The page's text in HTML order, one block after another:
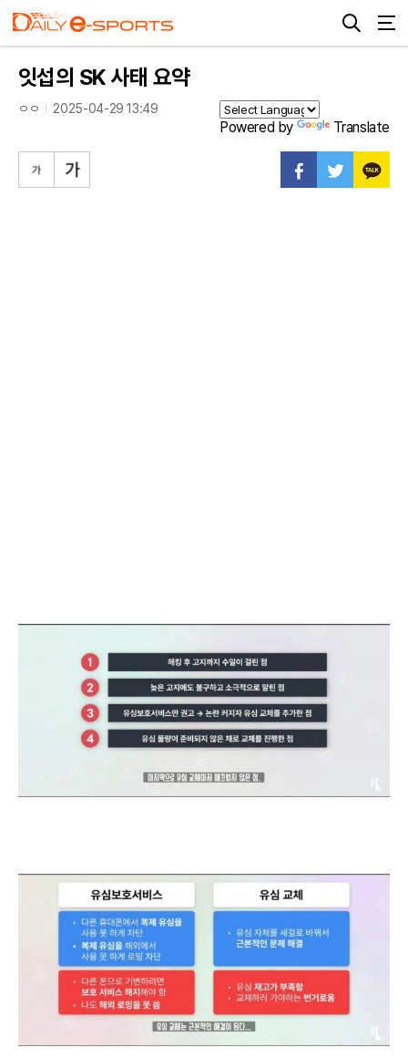
잇섭의 SK 사태 요약
ㅇㅇ 2025-04-29 13:49
Powered by Translate